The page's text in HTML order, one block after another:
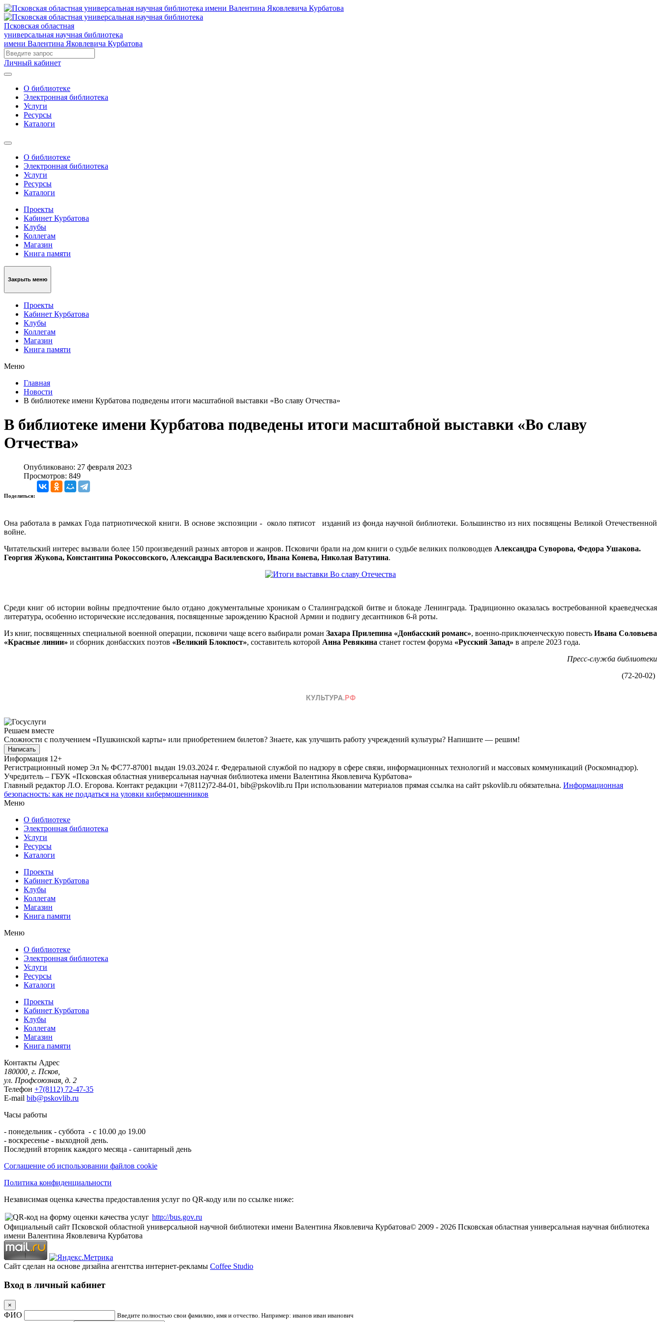
Псковская областная
универсальная научная библиотека
имени Валентина Яковлевича Курбатова
Личный кабинет
О библиотеке
Электронная библиотека
Услуги
Ресурсы
Каталоги
О библиотеке
Электронная библиотека
Услуги
Ресурсы
Каталоги
Проекты
Кабинет Курбатова
Клубы
Коллегам
Магазин
Книга памяти
Закрыть меню
Проекты
Кабинет Курбатова
Клубы
Коллегам
Магазин
Книга памяти
Меню
Главная
Новости
В библиотеке имени Курбатова подведены итоги масштабной выставки «Во славу Отчества»
В библиотеке имени Курбатова подведены итоги масштабной выставки «Во славу
Отчества»
Опубликовано: 27 февраля 2023
Просмотров: 849
Поделиться:
Она работала в рамках Года патриотической книги. В основе экспозиции - около пятисот изданий из фонда научной библиотеки. Большинство из них посвящены Великой Отечественной
войне.
Читательский интерес вызвали более 150 произведений разных авторов и жанров. Псковичи брали на дом книги о судьбе великих полководцев Александра Суворова, Федора Ушакова.
Георгия Жукова, Константина Рокоссовского, Александра Василевского, Ивана Конева, Николая Ватутина.
Среди книг об истории войны предпочтение было отдано документальные хроникам о Сталинградской битве и блокаде Ленинграда. Традиционно оказалась востребованной краеведческая
литература, особенно исторические исследования, посвященные зарождению Красной Армии и подвигу десантников 6-й роты.
Из книг, посвященных специальной военной операции, псковичи чаще всего выбирали роман Захара Прилепина «Донбасский романс», военно-приключенческую повесть Ивана Соловьева
«Красные линии» и сборник донбасских поэтов «Великий Блокпост», составитель которой Анна Ревякина станет гостем форума «Русский Запад» в апреле 2023 года.
Пресс-служба библиотеки
(72-20-02)
Решаем вместе
Сложности с получением «Пушкинской карты» или приобретением билетов? Знаете, как улучшить работу учреждений культуры? Напишите — решим!
Написать
Информация 12+
Регистрационный номер Эл № ФС77-87001 выдан 19.03.2024 г. Федеральной службой по надзору в сфере связи, информационных технологий и массовых коммуникаций (Роскомнадзор).
Учредитель – ГБУК «Псковская областная универсальная научная библиотека имени Валентина Яковлевича Курбатова»
Главный редактор Л.О. Егорова. Контакт редакции +7(8112)72-84-01, bib@pskovlib.ru При использовании материалов прямая ссылка на сайт pskovlib.ru обязательна. Информационная
безопасность: как не поддаться на уловки кибермошенников
Меню
О библиотеке
Электронная библиотека
Услуги
Ресурсы
Каталоги
Проекты
Кабинет Курбатова
Клубы
Коллегам
Магазин
Книга памяти
Меню
О библиотеке
Электронная библиотека
Услуги
Ресурсы
Каталоги
Проекты
Кабинет Курбатова
Клубы
Коллегам
Магазин
Книга памяти
Контакты Адрес
180000, г. Псков,
ул. Профсоюзная, д. 2
Телефон +7(8112) 72-47-35
E-mail bib@pskovlib.ru
Часы работы
- понедельник - суббота - с 10.00 до 19.00
- воскресенье - выходной день.
Последний вторник каждого месяца - санитарный день
Соглашение об использовании файлов cookie
Политика конфиденциальности
Независимая оценка качества предоставления услуг по QR-коду или по ссылке ниже:
http://bus.gov.ru
Официальный сайт Псковской областной универсальной научной библиотеки имени Валентина Яковлевича Курбатова© 2009 - 2026 Псковская областная универсальная научная библиотека
имени Валентина Яковлевича Курбатова
Сайт сделан на основе дизайна агентства интернет-рекламы Coffee Studio
Вход в личный кабинет
×
ФИО Введите полностью свои фамилию, имя и отчество. Например: иванов иван иванович